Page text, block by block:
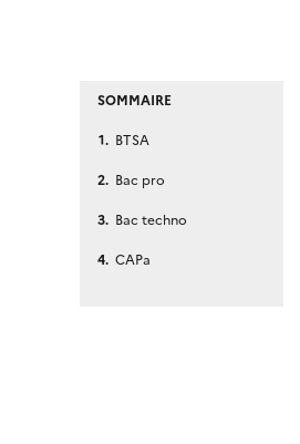
SOMMAIRE
BTSA
Bac pro
Bac techno
CAPa